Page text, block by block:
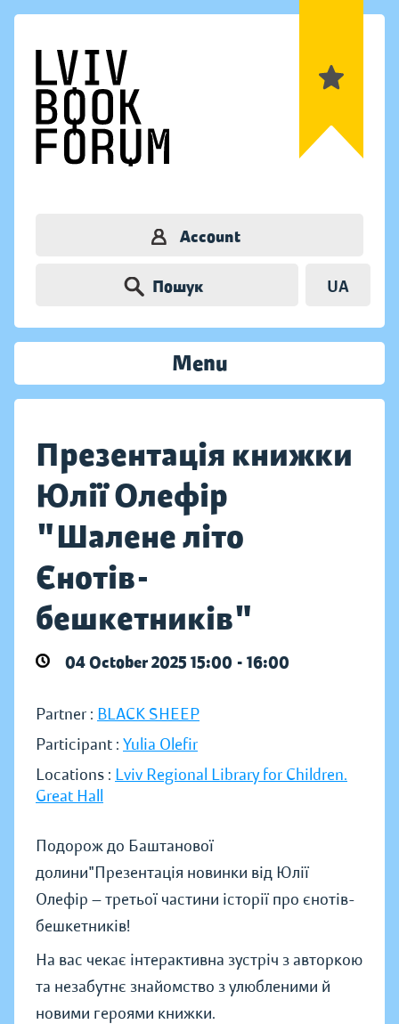
Account
Пошук UA
Menu
Презентація книжки
Юлії Олефір
"Шалене літо
Єнотів-
бешкетників"
04 October 2025 15:00 - 16:00
Partner : BLACK SHEEP
Participant : Yulia Olefir
Locations : Lviv Regional Library for Children.
Great Hall
Подорож до Баштанової
долини"Презентація новинки від Юлії
Олефір — третьої частини історії про єнотів-
бешкетників!
На вас чекає інтерактивна зустріч з авторкою
та незабутнє знайомство з улюбленими й
новими героями книжки.